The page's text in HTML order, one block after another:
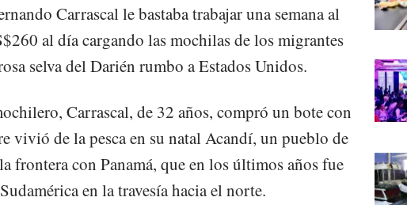
Carrascal le bastaba trabajar una semana al
al día cargando las mochilas de los migrantes
selva del Darién rumbo a Estados Unidos.
Carrascal, de 32 años, compró un bote con
vivió de la pesca en su natal Acandí, un pueblo de
frontera con Panamá, que en los últimos años fue
en la travesía hacia el norte.